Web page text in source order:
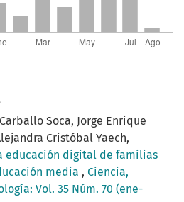
Soca, Jorge Enrique
Cristóbal Yaech,
educación digital de familias
media , Ciencia,
Vol. 35 Núm. 70 (ene-